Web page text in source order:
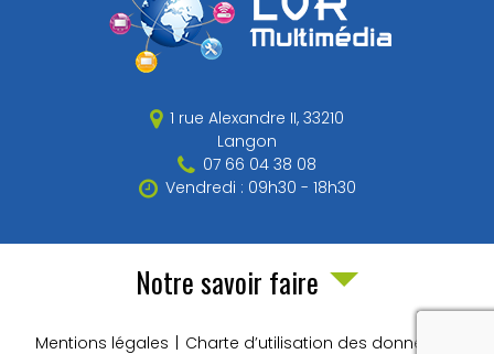
1 rue Alexandre II, 33210
Langon
07 66 04 38 08
Vendredi : 09h30 - 18h30
Notre savoir faire
Mentions légales Charte d’utilisation des données